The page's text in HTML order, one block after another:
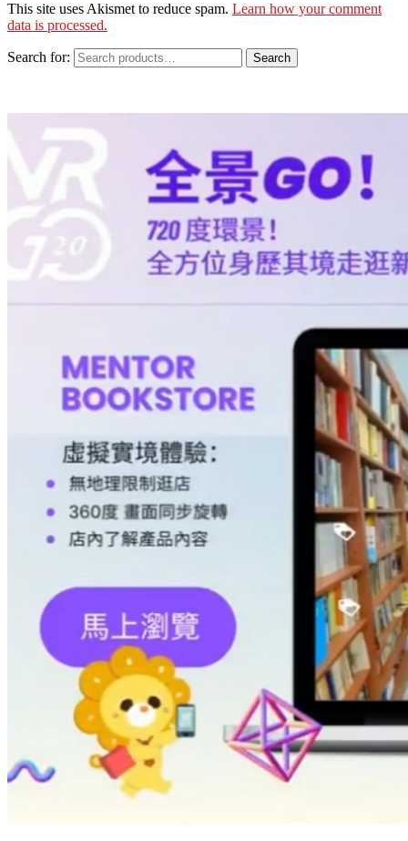
This site uses Akismet to reduce spam. Learn how your comment
data is processed.
Search for: Search